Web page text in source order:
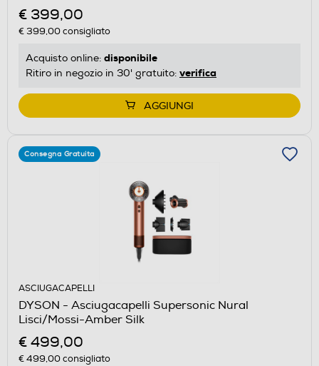
€ 399,00
€ 399,00consigliato
Acquisto online: disponibile
Ritiro in negozio in 30' gratuito: verifica
AGGIUNGI
Consegna Gratuita
ASCIUGACAPELLI
DYSON - Asciugacapelli Supersonic Nural
Lisci/Mossi-Amber Silk
€ 499,00
€ 499,00consigliato